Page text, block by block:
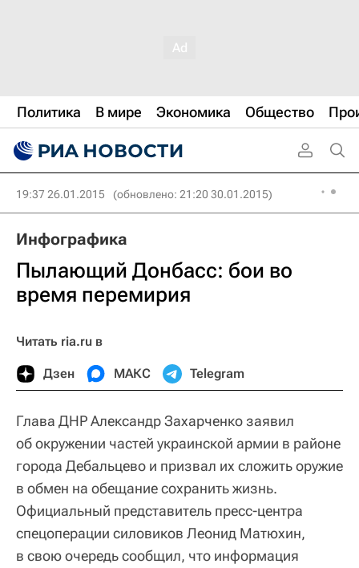
Политика В мире Экономика Общество
19:37 26.01.2015 (обновлено: 21:20 30.01.2015)
Инфографика
Пылающий Донбасс: бои во
время перемирия
Читать ria.ru в
Дзен МАКС Telegram
Глава ДНР Александр Захарченко заявил
об окружении частей украинской армии в районе
города Дебальцево и призвал их сложить оружие
в обмен на обещание сохранить жизнь.
Официальный представитель пресс-центра
спецоперации силовиков Леонид Матюхин,
в свою очередь сообщил, что информация